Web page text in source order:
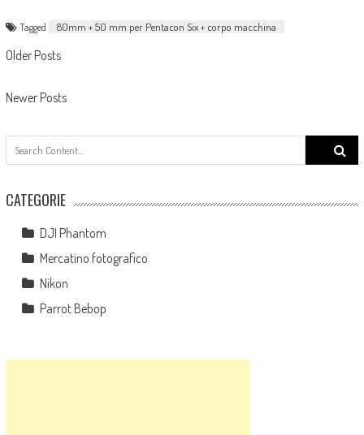
Tagged 80mm + 50 mm per Pentacon Six + corpo macchina
Posts navigation
Older Posts
Newer Posts
Search
for:
CATEGORIE
DJI Phantom
Mercatino fotografico
Nikon
Parrot Bebop